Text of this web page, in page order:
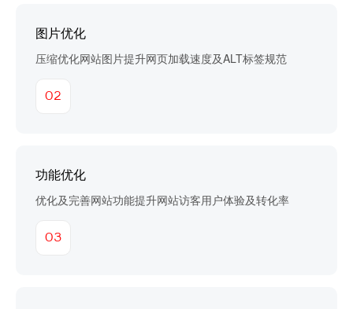
图片优化
压缩优化网站图片提升网页加载速度及ALT标签规范
02
功能优化
优化及完善网站功能提升网站访客用户体验及转化率
03